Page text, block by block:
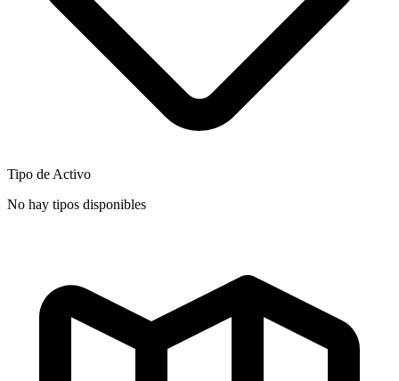
Tipo de Activo
No hay tipos disponibles